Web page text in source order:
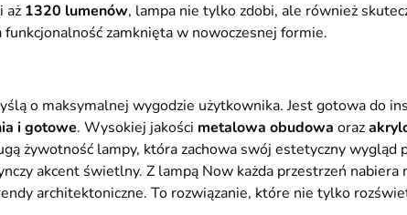
aż 1320 lumenów, lampa nie tylko zdobi, ale również
zamknięta w nowoczesnej formie.
o maksymalnej wygodzie użytkownika. Jest gotowa do
i gotowe. Wysokiej jakości metalowa obudowa oraz
żywotność lampy, która zachowa swój estetyczny
akcent świetlny. Z lampą Now każda przestrzeń
architektoniczne. To rozwiązanie, które nie tylko